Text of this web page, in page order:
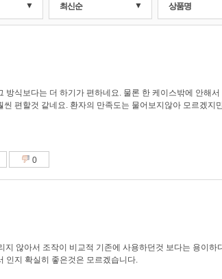
▼ ▼
최신순 상품명
식보다는 더 하기가 편하네요. 물론 한 케이스밖에 안해서
편할것 같네요. 환자의 만족도는 물어보지않아 모르겠지
0
않아서 조작이 비교적 기존에 사용하던것 보다는 용이하
인지 확실히 좋은것은 모르겠습니다.